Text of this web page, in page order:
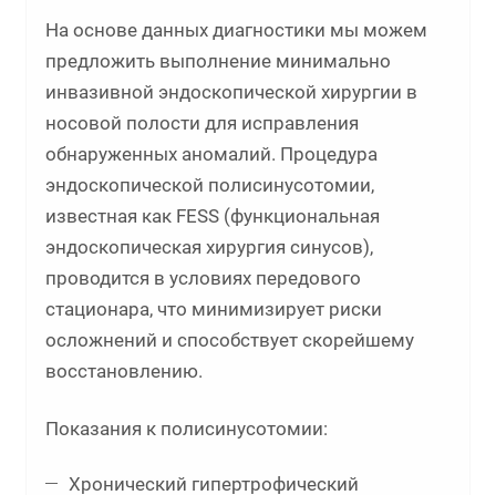
На основе данных диагностики мы можем
предложить выполнение минимально
инвазивной эндоскопической хирургии в
носовой полости для исправления
обнаруженных аномалий. Процедура
эндоскопической полисинусотомии,
известная как FESS (функциональная
эндоскопическая хирургия синусов),
проводится в условиях передового
стационара, что минимизирует риски
осложнений и способствует скорейшему
восстановлению.
Показания к полисинусотомии:
Хронический гипертрофический